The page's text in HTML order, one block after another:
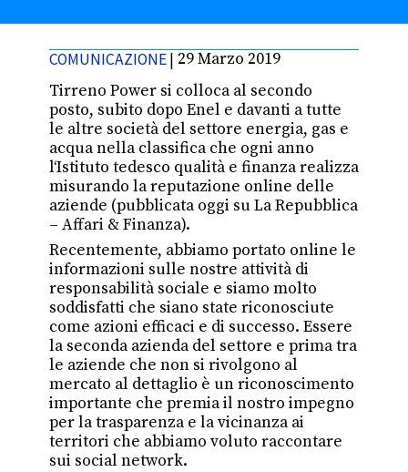
COMUNICAZIONE| 29 Marzo 2019
Tirreno Power si colloca al secondo
posto, subito dopo Enel e davanti a tutte
le altre società del settore energia, gas e
acqua nella classifica che ogni anno
l‘Istituto tedesco qualità e finanza realizza
misurando la reputazione online delle
aziende (pubblicata oggi su La Repubblica
– Affari & Finanza).
Recentemente, abbiamo portato online le
informazioni sulle nostre attività di
responsabilità sociale e siamo molto
soddisfatti che siano state riconosciute
come azioni efficaci e di successo. Essere
la seconda azienda del settore e prima tra
le aziende che non si rivolgono al
mercato al dettaglio è un riconoscimento
importante che premia il nostro impegno
per la trasparenza e la vicinanza ai
territori che abbiamo voluto raccontare
sui social network.